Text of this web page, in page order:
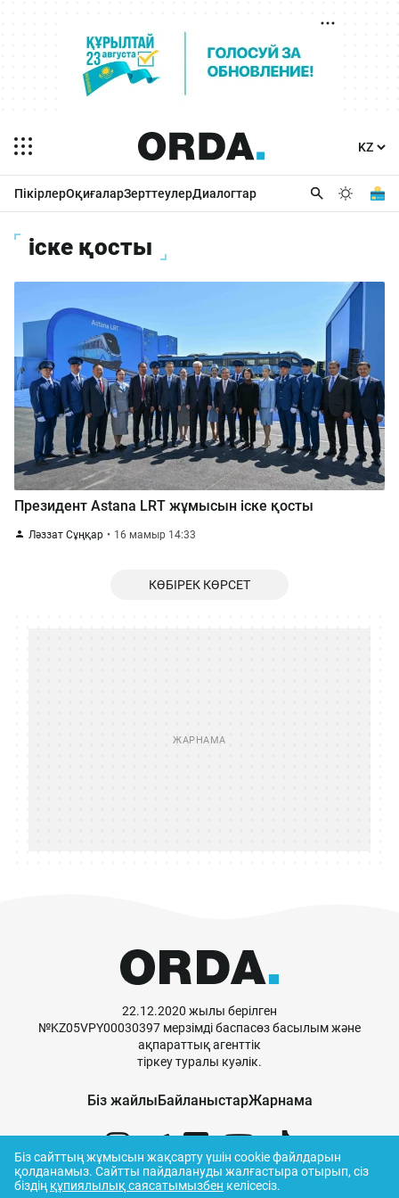
ПікірлерОқиғаларЗерттеулерДиалогтар
іске қосты
Президент Astana LRT жұмысын іске қосты
Ләззат Сұңқар 16 мамыр 14:33
КӨБІРЕК КӨРСЕТ
22.12.2020 жылы берілген
№KZ05VPY00030397 мерзімді баспасөз басылым және
ақпараттық агенттік
тіркеу туралы куәлік.
Біз жайлыБайланыстарЖарнама
Біз сайттың жұмысын жақсарту үшін cookie файлдарын
қолданамыз. Сайтты пайдалануды жалғастыра отырып, сіз
біздің құпиялылық саясатымызбен келісесіз.